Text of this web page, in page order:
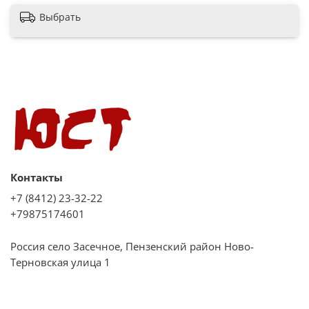
40
Расход воды за цикл, л
Защита от протечек
Нет
A
Выбрать
Контакты
+7 (8412) 23-32-22
+79875174601
Россия село Засечное, Пензенский район Ново-
Терновская улица 1